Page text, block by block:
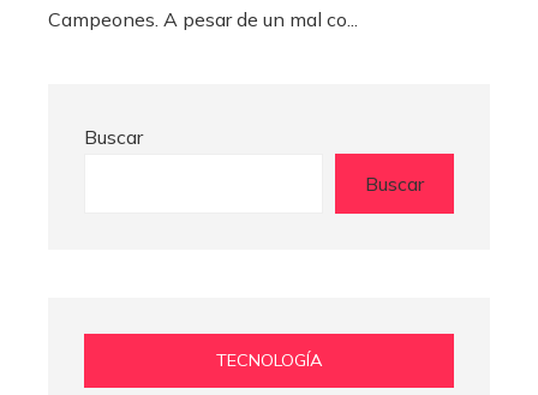
Campeones. A pesar de un mal co...
Buscar
Buscar
TECNOLOGÍA